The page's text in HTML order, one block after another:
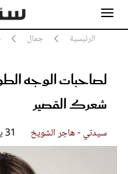
الرئيسية جمال
لصاحبات الوجه
شعرك القصير
سيدتي - هاجر الشويخ 31 يوليو 2018
مشاهير
أناقة
صحة ورشاقة
سيدتي وطفلك